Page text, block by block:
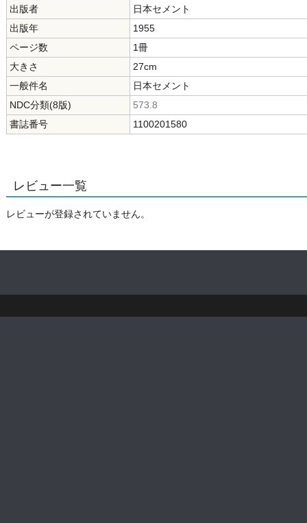
出版者
日本セメント
出版年
1955
ページ数
1冊
大きさ
27cm
一般件名
日本セメント
NDC分類(8版)
573.8
書誌番号
1100201580
レビュー一覧
レビューが登録されていません。